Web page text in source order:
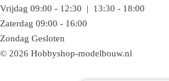
Vrijdag 09:00 - 12:30 | 13:30 - 18:00
Zaterdag 09:00 - 16:00
Zondag Gesloten
© 2026 Hobbyshop-modelbouw.nl